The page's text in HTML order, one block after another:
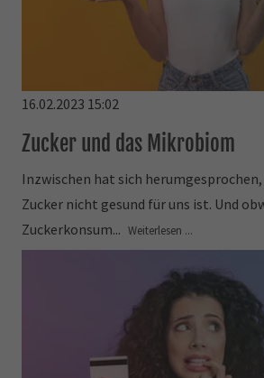
16.02.2023 15:02
Zucker und das Mikrobiom
Inzwischen hat sich
Zucker nicht gesund für uns ist. Und
Zuckerkonsum... Weiterlesen ...